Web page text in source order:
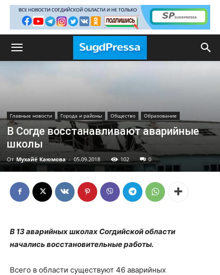
Главные новости Города и районы Общество Образование
В Согде восстанавливают аварийные
школы
От Мухайё Каюмова - 05.09.2018 102 0
В 13 аварийных школах Согдийской области
начались восстановительные работы.
Всего в области существуют 46 аварийных